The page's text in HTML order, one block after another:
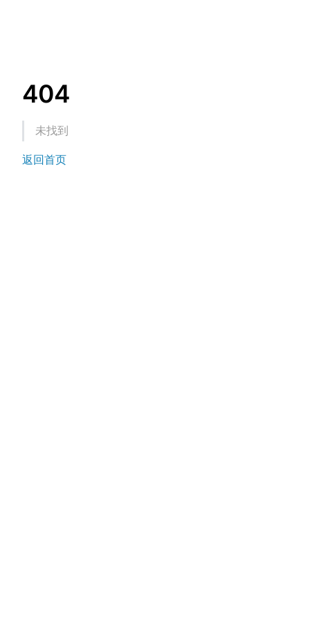
404
未找到
返回首页